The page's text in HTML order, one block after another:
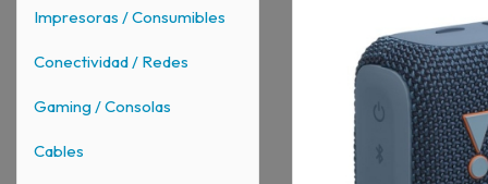
Impresoras / Consumibles
Conectividad / Redes
Gaming / Consolas
Cables